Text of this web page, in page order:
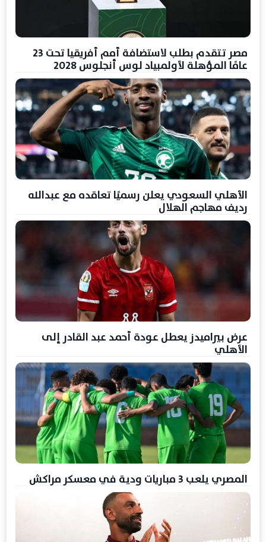
مصر تتقدم بطلب لاستضافة أمم أفريقيا تحت 23
عامًا المؤهلة لأولمبياد لوس أنجلوس 2028
الأهلي السعودي يعلن رسميًا تعاقده مع عبدالله
رديف مهاجم الهلال
عرض بيراميدز يعطل عودة أحمد عبد القادر إلى
الأهلي
المصري يلعب 3 مباريات ودية في معسكر مراكش